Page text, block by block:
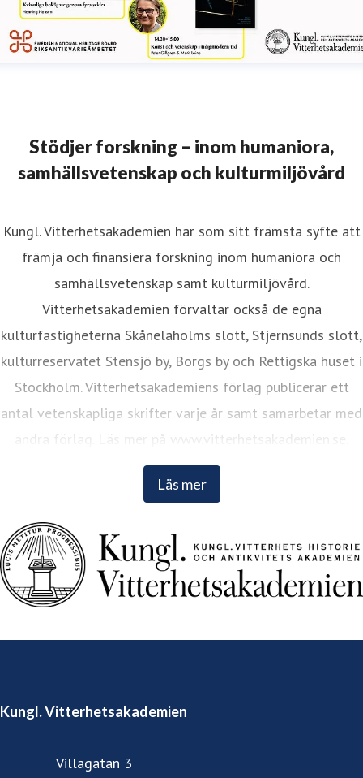
Stödjer forskning – inom humaniora,
samhällsvetenskap och kulturmiljövård
Läs mer
Kungl. Vitterhetsakademien har som sitt främsta syfte att
främja och finansiera forskning inom humaniora och
samhällsvetenskap samt kulturmiljövård.
Vitterhetsakademien förvaltar också de egna
kulturfastigheterna Skånelaholms slott, Stjernsunds slott,
kulturreservatet Stensjö by, Borgs by och Rettigska huset i
Stockholm. Vitterhetsakademiens förlag publicerar ett
antal vetenskapliga skrifter varje år samt samarbetar med
andra förlag. Läs mer på www.vitterhetsakademien.se.
Kungl. Vitterhetsakademien
Villagatan 3